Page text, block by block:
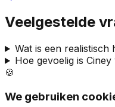
Veelgestelde
Wat is een realistisch
Hoe gevoelig is Ciney
🍪
We gebruiken